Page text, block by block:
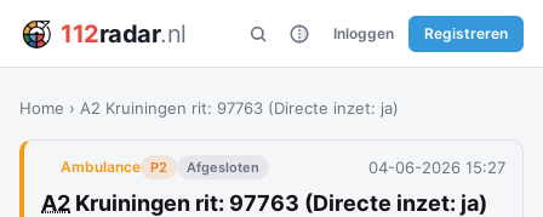
112radar.nl Inloggen Registreren
Home › A2 Kruiningen rit: 97763 (Directe inzet: ja)
Ambulance P2 Afgesloten 04-06-2026 15:27
A2 Kruiningen rit: 97763 (Directe inzet: ja)